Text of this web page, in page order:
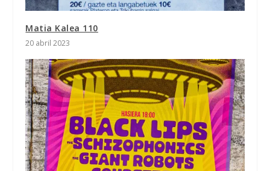
Matia Kalea 110
20 abril 2023